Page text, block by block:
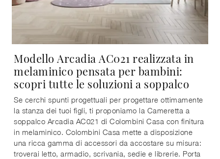
Modello Arcadia AC021 realizzata in
melaminico pensata per bambini:
scopri tutte le soluzioni a soppalco
Se cerchi spunti progettuali per progettare ottimamente
la stanza dei tuoi figli, ti proponiamo la Cameretta a
soppalco Arcadia AC021 di Colombini Casa con finitura
in melaminico. Colombini Casa mette a disposizione
una ricca gamma di accessori da accostare su misura:
troverai letto, armadio, scrivania, sedie e librerie. Porta